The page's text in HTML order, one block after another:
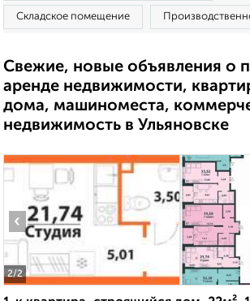
Складское помещение
Свежие, новые объявления о
аренде недвижимости,
дома, машиноместа,
недвижимость в Ульяновске
2/2
‹